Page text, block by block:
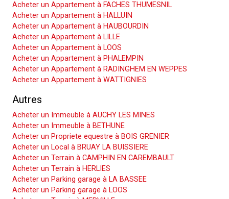
Acheter un Appartement à FACHES THUMESNIL
Acheter un Appartement à HALLUIN
Acheter un Appartement à HAUBOURDIN
Acheter un Appartement à LILLE
Acheter un Appartement à LOOS
Acheter un Appartement à PHALEMPIN
Acheter un Appartement à RADINGHEM EN WEPPES
Acheter un Appartement à WATTIGNIES
Autres
Acheter un Immeuble à AUCHY LES MINES
Acheter un Immeuble à BETHUNE
Acheter un Propriete equestre à BOIS GRENIER
Acheter un Local à BRUAY LA BUISSIERE
Acheter un Terrain à CAMPHIN EN CAREMBAULT
Acheter un Terrain à HERLIES
Acheter un Parking garage à LA BASSEE
Acheter un Parking garage à LOOS